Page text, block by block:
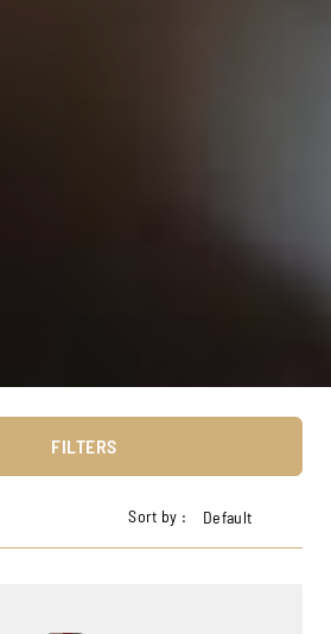
FILTERS
Sort by : Default